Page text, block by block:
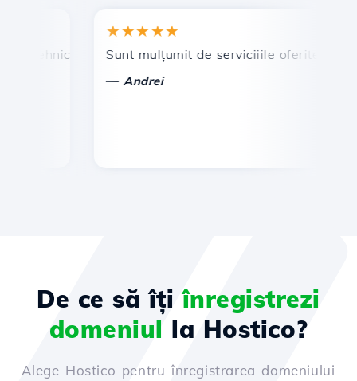
prompt și eficient.
★★★★★
Sunt mulțumit de serviciiile oferite de
Andrei
De ce să îțiînregistrezi
domeniul la Hostico?
Alege Hostico pentru înregistrarea domeniului